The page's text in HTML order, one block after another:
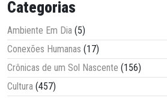
Categorias
Ambiente Em Dia (5)
Conexões Humanas (17)
Crônicas de um Sol Nascente (156)
Cultura (457)